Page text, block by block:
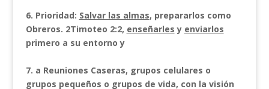
6. Prioridad: Salvar las almas, prepararlos como
Obreros. 2Timoteo 2:2, enseñarles y enviarlos
primero a su entorno y
7. a Reuniones Caseras, grupos celulares o
grupos pequeños o grupos de vida, con la visión